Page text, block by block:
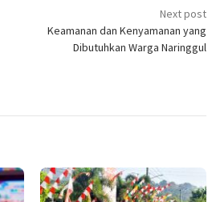
Next post
Keamanan dan Kenyamanan yang
Dibutuhkan Warga Naringgul